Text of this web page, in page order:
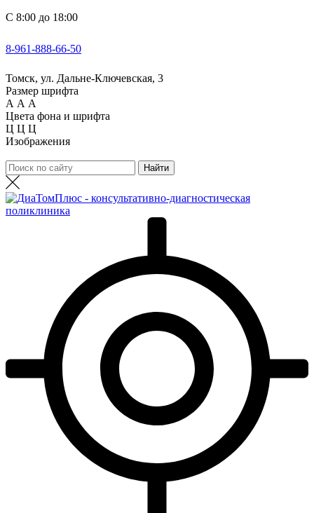
С 8:00 до 18:00
8-961-888-66-50
Томск, ул. Дальне-Ключевская, 3
Размер шрифта
А А А
Цвета фона и шрифта
Ц Ц Ц
Изображения